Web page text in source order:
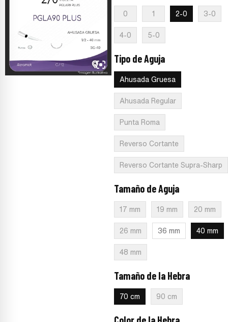
0 1 2-0 3-0
4-0 5-0
Tipo de Aguja
Ahusada Gruesa
Ahusada Regular
Punta Roma
Reverso Cortante
Reverso Cortante Supra-Sharp
Tamaño de Aguja
17 mm 19 mm 20 mm
26 mm 36 mm 40 mm
48 mm
Tamaño de la Hebra
70 cm 90 cm